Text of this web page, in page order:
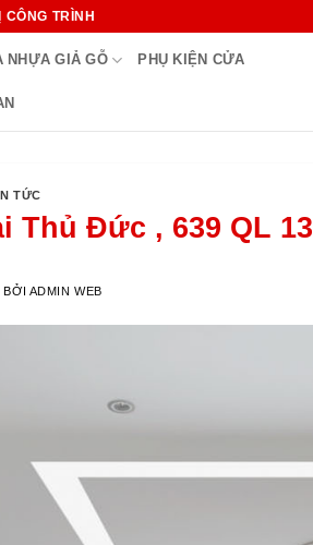
TRÌNH
NHỰA GIẢ GỖ PHỤ KIỆN CỬA
TỨC
Thủ Đức , 639 QL 13
BỞI ADMIN WEB